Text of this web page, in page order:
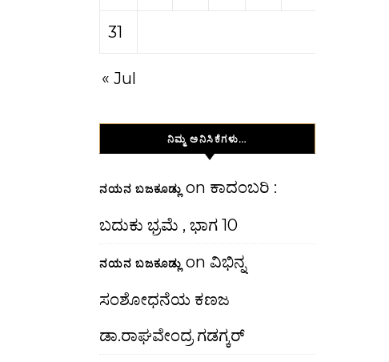
31
« Jul
ನಿಮ್ಮ ಅನಿಸಿಕೆಗಳು…
ನಯನ ಬಜಕೂಡ್ಲು on ಕಾದಂಬರಿ :
ಬದುಕು ಭ್ರಮೆ , ಭಾಗ 10
ನಯನ ಬಜಕೂಡ್ಲು on ವಿಭಿನ್ನ
ಸಂಶೋಧನೆಯ ಕಣಜ
ಡಾ.ರಾಘವೇಂದ್ರ ಗಡಗ್ಕರ್